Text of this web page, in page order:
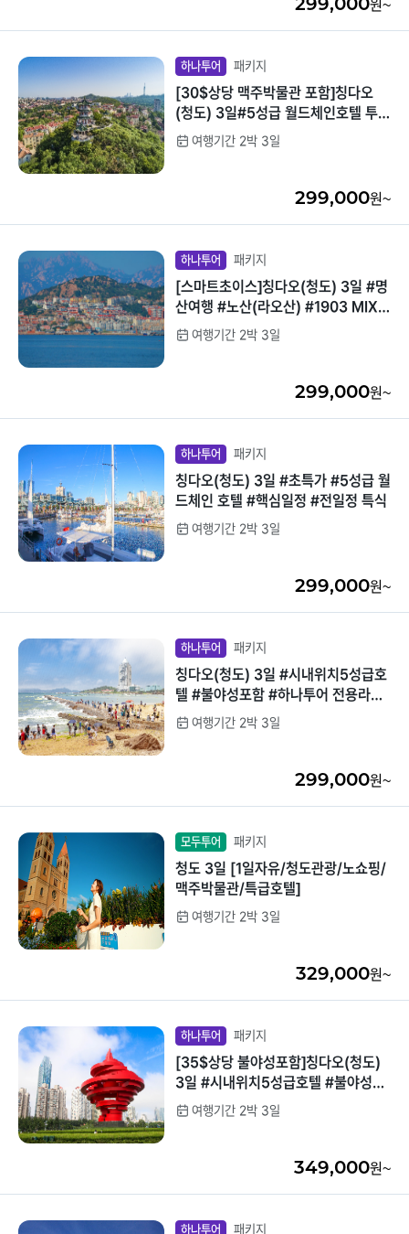
원~
하나투어 패키지
[30$상당 맥주박물관 포함]칭다오
(청도) 3일#5성급 월드체인호텔 투숙
#오후출발 #전일정특식 #쇼핑센터방
문NO! #야시장포함
여행기간 2박 3일
299,000원~
하나투어 패키지
[스마트초이스]칭다오(청도) 3일 #명
산여행 #노산(라오산) #1903 MIX
리원 레스토랑 #쇼핑센터방문NO
여행기간 2박 3일
299,000원~
하나투어 패키지
칭다오(청도) 3일 #초특가 #5성급 월
드체인 호텔 #핵심일정 #전일정 특식
여행기간 2박 3일
299,000원~
하나투어 패키지
칭다오(청도) 3일 #시내위치5성급호
텔 #불야성포함 #하나투어 전용라운
지(음료제공) #핵심일정 #바다일출감
상 #전일정특식
여행기간 2박 3일
299,000원~
모두투어 패키지
청도 3일 [1일자유/청도관광/노쇼핑/
맥주박물관/특급호텔]
여행기간 2박 3일
329,000원~
하나투어 패키지
[35$상당 불야성포함]칭다오(청도)
3일 #시내위치5성급호텔 #불야성포
함 #하나투어 전용라운지(음료제공)
#핵심일정 #바다일출감상 #전일정특
여행기간 2박 3일
349,000원~
하나투어 패키지